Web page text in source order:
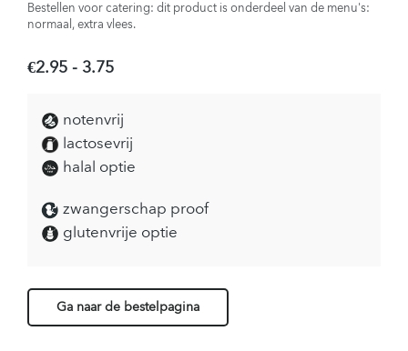
Bestellen voor catering: dit product is onderdeel van de menu's:
normaal, extra vlees.
€2.95 - 3.75
notenvrij
lactosevrij
halal optie
zwangerschap proof
glutenvrije optie
Ga naar de bestelpagina